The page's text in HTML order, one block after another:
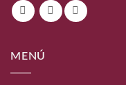
MENÚ